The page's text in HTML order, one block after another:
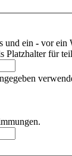
und ein - vor ein
Platzhalter für